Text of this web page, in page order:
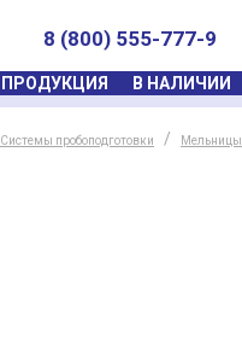
8 (800) 555-777-9
ПРОДУКЦИЯ В НАЛИЧИИ
Системы пробоподготовки Мельницы